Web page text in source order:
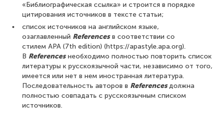
«Библиографическая ссылка» и строится в порядке
цитирования источников в тексте статьи;
список источников на английском языке,
озаглавленный Referencesв соответствии со
стилем APA (7th edition) (https://apastyle.apa.org).
В Referencesнеобходимо полностью повторить список
литературы к русскоязычной части, независимо от того,
имеется или нет в нем иностранная литература.
Последовательность авторов в Referencesдолжна
полностью совпадать с русскоязычным списком
источников.